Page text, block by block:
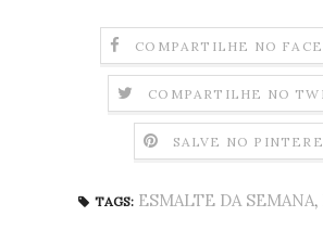
COMPARTILHE NO
COMPARTILHE NO
SALVE NO
TAGS: ESMALTE DA SEMANA,